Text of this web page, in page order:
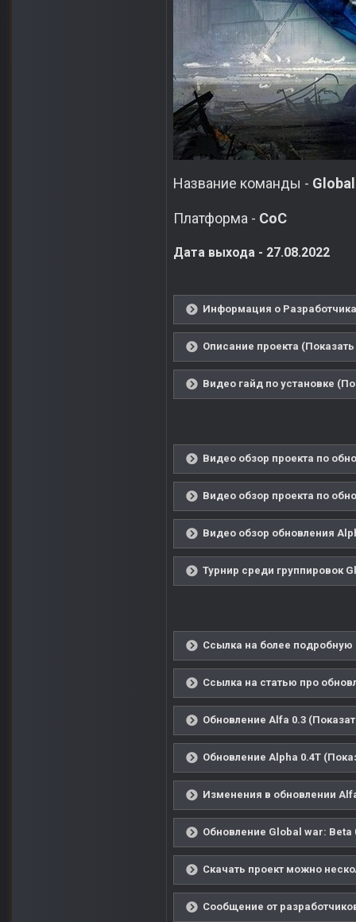
Название команды -
Платформа - CoC
Дата выхода - 27.08.2022
Информация о
Описание проекта (Показать
Видео гайд по установке
Видео обзор проекта по
Видео обзор проекта по
Видео обзор обновления
Турнир среди группировок
Ссылка на более подробную
Ссылка на статью про
Обновление Alfa 0.3
Обновление Alpha 0.4T
Изменения в обновлении
Обновление Global war: Beta
Скачать проект можно
Сообщение от